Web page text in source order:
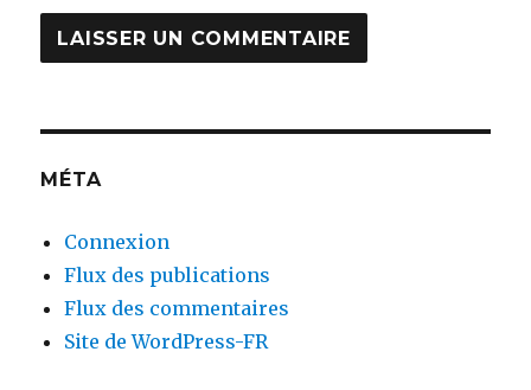
MÉTA
Connexion
Flux des publications
Flux des commentaires
Site de WordPress-FR